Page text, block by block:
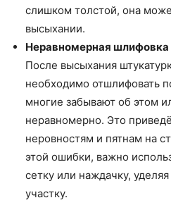
слишком толстой, она
высыхании.
Неравномерная шлифовка
После высыхания
необходимо отшлифовать
многие забывают об этом
неравномерно. Это
неровностям и пятнам на
этой ошибки, важно
сетку или наждачку,
участку.